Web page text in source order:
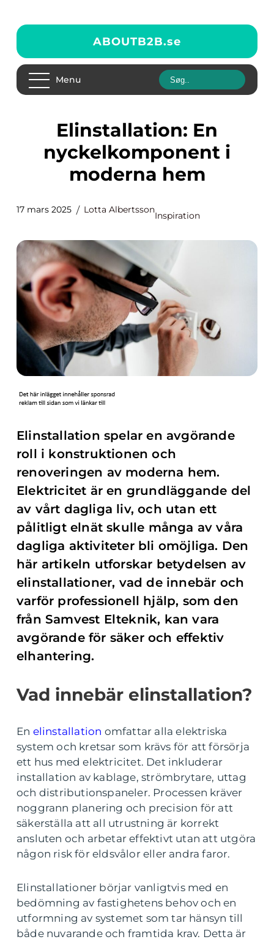
ABOUTB2B.se
Menu
Elinstallation: En
nyckelkomponent i
moderna hem
17 mars 2025 Lotta Albertsson
Inspiration
Elinstallation spelar en avgörande
roll i konstruktionen och
renoveringen av moderna hem.
Elektricitet är en grundläggande del
av vårt dagliga liv, och utan ett
pålitligt elnät skulle många av våra
dagliga aktiviteter bli omöjliga. Den
här artikeln utforskar betydelsen av
elinstallationer, vad de innebär och
varför professionell hjälp, som den
från Samvest Elteknik, kan vara
avgörande för säker och effektiv
elhantering.
Vad innebär elinstallation?
En elinstallation omfattar alla elektriska
system och kretsar som krävs för att försörja
ett hus med elektricitet. Det inkluderar
installation av kablage, strömbrytare, uttag
och distributionspaneler. Processen kräver
noggrann planering och precision för att
säkerställa att all utrustning är korrekt
ansluten och arbetar effektivt utan att utgöra
någon risk för eldsvålor eller andra faror.
Elinstallationer börjar vanligtvis med en
bedömning av fastighetens behov och en
utformning av systemet som tar hänsyn till
både nuvarande och framtida krav. Detta är